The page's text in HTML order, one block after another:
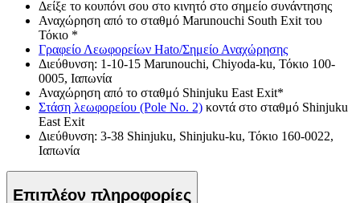
Δείξε το κουπόνι σου στο κινητό στο σημείο συνάντησης
Αναχώρηση από το σταθμό Marunouchi South Exit του
Τόκιο *
Γραφείο Λεωφορείων Hato/Σημείο Αναχώρησης
Διεύθυνση: 1-10-15 Marunouchi, Chiyoda-ku, Τόκιο 100-
0005, Ιαπωνία
Αναχώρηση από το σταθμό Shinjuku East Exit*
Στάση λεωφορείου (Pole No. 2) κοντά στο σταθμό Shinjuku
East Exit
Διεύθυνση: 3-38 Shinjuku, Shinjuku-ku, Τόκιο 160-0022,
Ιαπωνία
Επιπλέον πληροφορίες